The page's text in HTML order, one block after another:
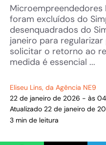
Microempreendedores
foram excluídos do
desenquadrados do
janeiro para
solicitar o retorno ao
medida é essencial ...
Eliseu Lins, da Agência NE9
22 de janeiro de 2026 - às
Atualizado 22 de janeiro de
3 min de leitura